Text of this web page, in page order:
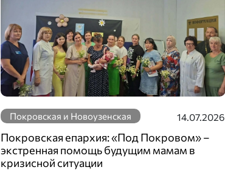
Покровская и Новоузенская 14.07.2026
Покровская епархия: «Под Покровом» –
экстренная помощь будущим мамам в
кризисной ситуации